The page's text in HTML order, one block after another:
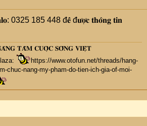
0325 185 448 đ𝐞̂̉ đ𝐮̛𝐨̛̣𝐜 𝐭𝐡𝐨̂𝐧𝐠 𝐭𝐢𝐧
𝐓𝐀̂̀𝐌 𝐂𝐔𝐎̣̂𝐂 𝐒𝐎̂́𝐍𝐆 𝐕𝐈𝐄̣̂𝐓
https://www.otofun.net/threads/hang-
chuc-nang-my-pham-do-tien-ich-gia-of-moi-